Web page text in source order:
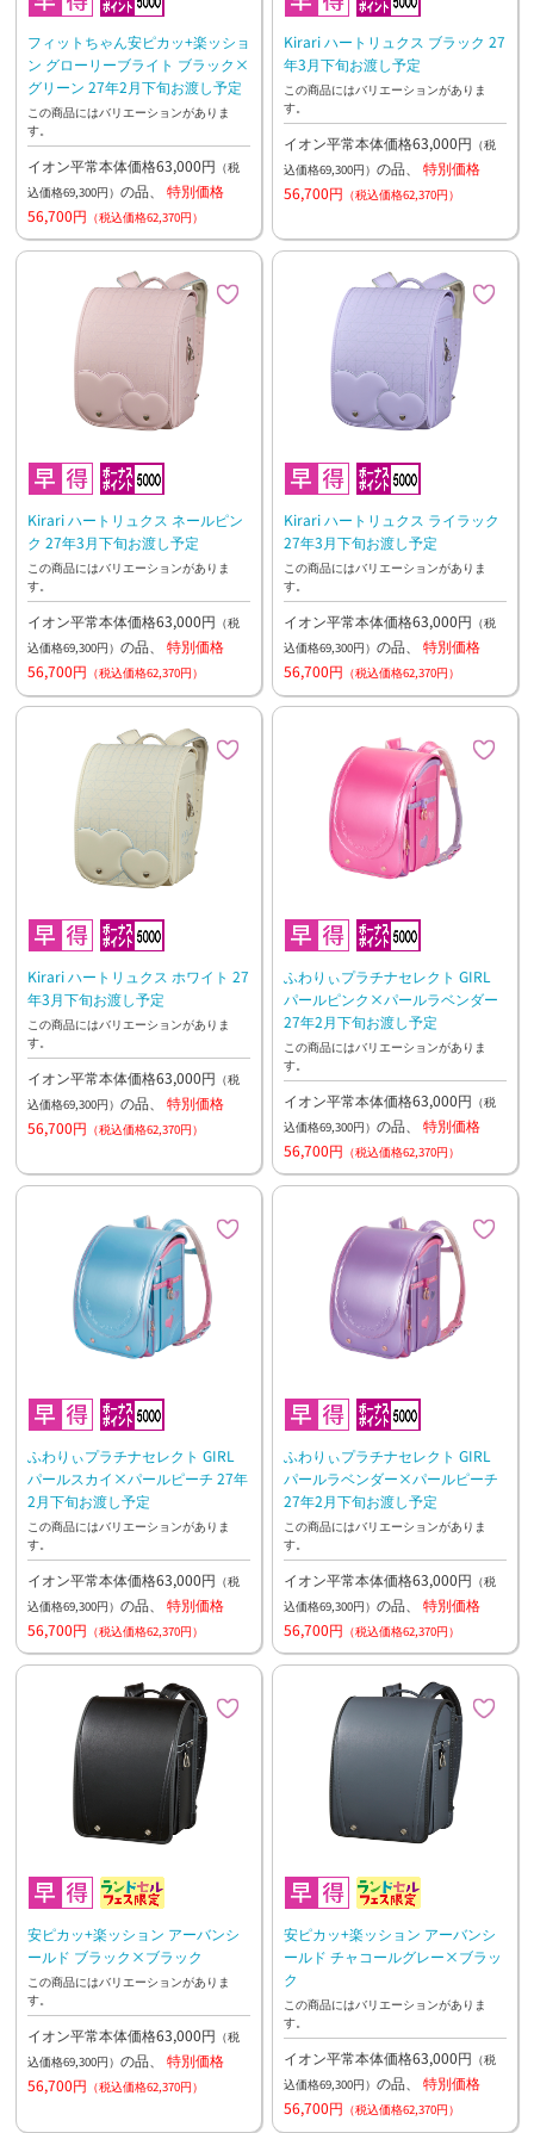
フィットちゃん安ピカッ+楽ッショ
ン グローリーブライト ブラック×
グリーン 27年2月下旬お渡し予定
この商品にはバリエーションがありま
す。
イオン平常本体価格63,000円 （税
込価格69,300円） の品、 特別価格
56,700円 （税込価格62,370円）
Kirari ハートリュクス ブラック 27
年3月下旬お渡し予定
この商品にはバリエーションがありま
す。
イオン平常本体価格63,000円 （税
込価格69,300円） の品、 特別価格
56,700円 （税込価格62,370円）
Kirari ハートリュクス ネールピン
ク 27年3月下旬お渡し予定
この商品にはバリエーションがありま
す。
イオン平常本体価格63,000円 （税
込価格69,300円） の品、 特別価格
56,700円 （税込価格62,370円）
Kirari ハートリュクス ライラック
27年3月下旬お渡し予定
この商品にはバリエーションがありま
す。
イオン平常本体価格63,000円 （税
込価格69,300円） の品、 特別価格
56,700円 （税込価格62,370円）
Kirari ハートリュクス ホワイト 27
年3月下旬お渡し予定
この商品にはバリエーションがありま
す。
イオン平常本体価格63,000円 （税
込価格69,300円） の品、 特別価格
56,700円 （税込価格62,370円）
ふわりぃプラチナセレクト GIRL
パールピンク×パールラベンダー
27年2月下旬お渡し予定
この商品にはバリエーションがありま
す。
イオン平常本体価格63,000円 （税
込価格69,300円） の品、 特別価格
56,700円 （税込価格62,370円）
ふわりぃプラチナセレクト GIRL
パールスカイ×パールピーチ 27年
2月下旬お渡し予定
この商品にはバリエーションがありま
す。
イオン平常本体価格63,000円 （税
込価格69,300円） の品、 特別価格
56,700円 （税込価格62,370円）
ふわりぃプラチナセレクト GIRL
パールラベンダー×パールピーチ
27年2月下旬お渡し予定
この商品にはバリエーションがありま
す。
イオン平常本体価格63,000円 （税
込価格69,300円） の品、 特別価格
56,700円 （税込価格62,370円）
安ピカッ+楽ッション アーバンシ
ールド ブラック×ブラック
この商品にはバリエーションがありま
す。
イオン平常本体価格63,000円 （税
込価格69,300円） の品、 特別価格
56,700円 （税込価格62,370円）
安ピカッ+楽ッション アーバンシ
ールド チャコールグレー×ブラッ
ク
この商品にはバリエーションがありま
す。
イオン平常本体価格63,000円 （税
込価格69,300円） の品、 特別価格
56,700円 （税込価格62,370円）